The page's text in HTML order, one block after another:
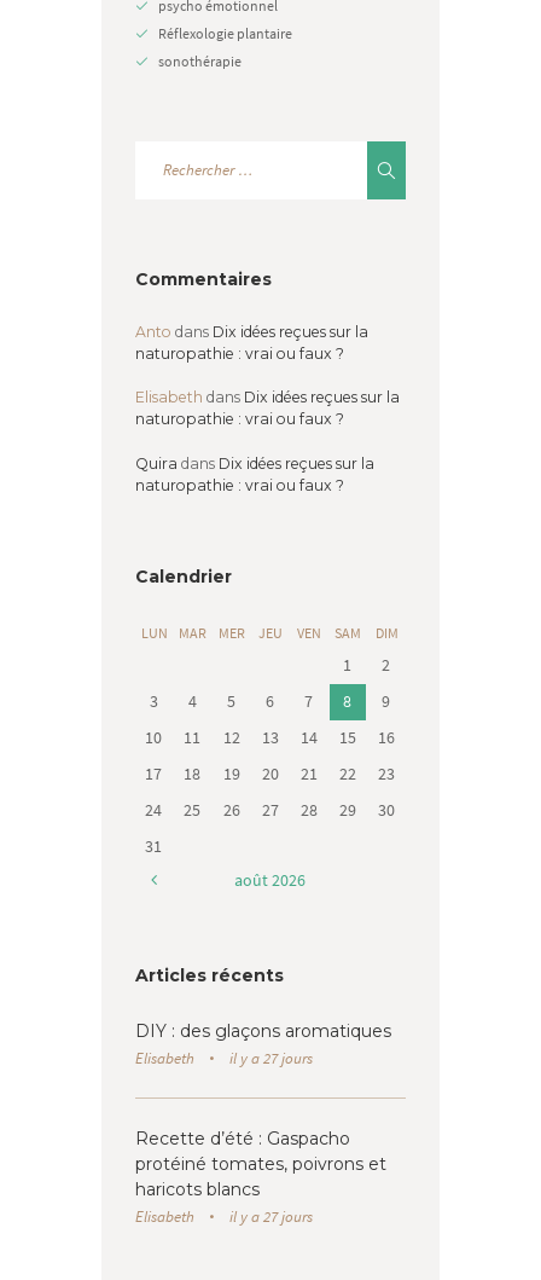
psycho émotionnel
Réflexologie plantaire
sonothérapie
Commentaires
Anto dans Dix idées reçues sur la
naturopathie : vrai ou faux ?
Elisabeth dans Dix idées reçues sur la
naturopathie : vrai ou faux ?
Quira dans Dix idées reçues sur la
naturopathie : vrai ou faux ?
Calendrier
LUN MAR MER JEU VEN SAM DIM
1
2
3
4 5 6 7 8
9
10
11 12 13 14 15
16
17
18 19 20 21 22
23
24
25 26 27 28 29
30
31
août2026
Articles récents
DIY : des glaçons aromatiques
Elisabeth il y a 27 jours
Recette d’été : Gaspacho
protéiné tomates, poivrons et
haricots blancs
Elisabeth il y a 27 jours